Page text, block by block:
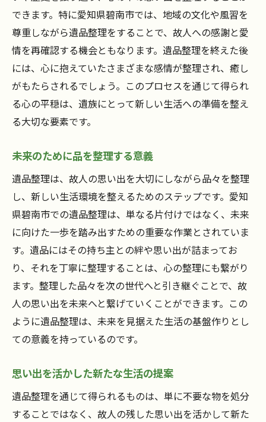
できます。特に愛知県碧南市では、地域の文化や風習を
尊重しながら遺品整理をすることで、故人への感謝と愛
情を再確認する機会ともなります。遺品整理を終えた後
には、心に抱えていたさまざまな感情が整理され、癒し
がもたらされるでしょう。このプロセスを通じて得られ
る心の平穏は、遺族にとって新しい生活への準備を整え
る大切な要素です。
未来のために品を整理する意義
遺品整理は、故人の思い出を大切にしながら品々を整理
し、新しい生活環境を整えるためのステップです。愛知
県碧南市での遺品整理は、単なる片付けではなく、未来
に向けた一歩を踏み出すための重要な作業とされていま
す。遺品にはその持ち主との絆や思い出が詰まってお
り、それを丁寧に整理することは、心の整理にも繋がり
ます。整理した品々を次の世代へと引き継ぐことで、故
人の思い出を未来へと繋げていくことができます。この
ように遺品整理は、未来を見据えた生活の基盤作りとし
ての意義を持っているのです。
思い出を活かした新たな生活の提案
遺品整理を通じて得られるものは、単に不要な物を処分
することではなく、故人の残した思い出を活かして新た